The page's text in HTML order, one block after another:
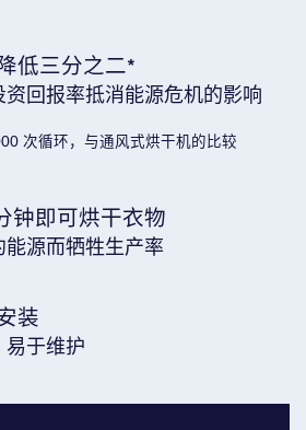
低三分之二*
资回报率抵消能源危机的影响
次循环，与通风式烘干机的比较
钟即可烘干衣物
能源而牺牲生产率
装
易于维护